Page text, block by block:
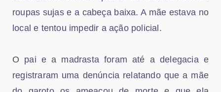
roupas sujas e a cabeça baixa. A mãe estava no
local e tentou impedir a ação policial.
O pai e a madrasta foram até a delegacia e
registraram uma denúncia relatando que a mãe